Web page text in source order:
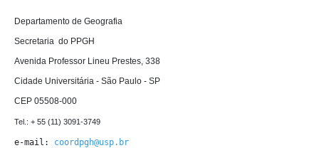
Departamento de Geografia
Secretaria  do PPGH
Avenida Professor Lineu Prestes, 338
Cidade Universitária - São Paulo - SP
CEP 05508-000
e-mail: coordpgh@usp.br